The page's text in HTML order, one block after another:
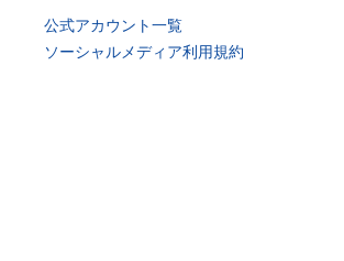
公式アカウント一覧
ソーシャルメディア利用規約